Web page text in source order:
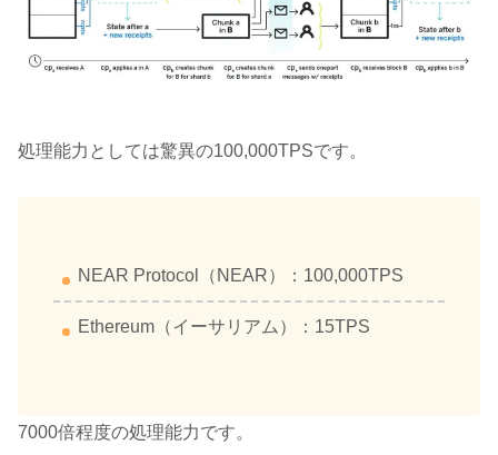
処理能力としては驚異の100,000TPSです。
NEAR Protocol（NEAR）：100,000TPS
Ethereum（イーサリアム）：15TPS
7000倍程度の処理能力です。